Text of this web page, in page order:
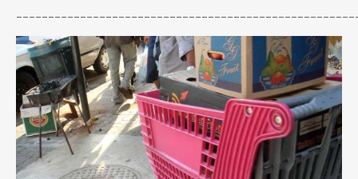
–––––––––––––––––––––––––––––––––––––––––––––––––